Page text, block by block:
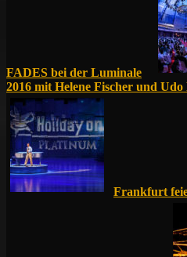
FADES bei der Luminale
2016 mit Helene Fischer und
Frankfurt